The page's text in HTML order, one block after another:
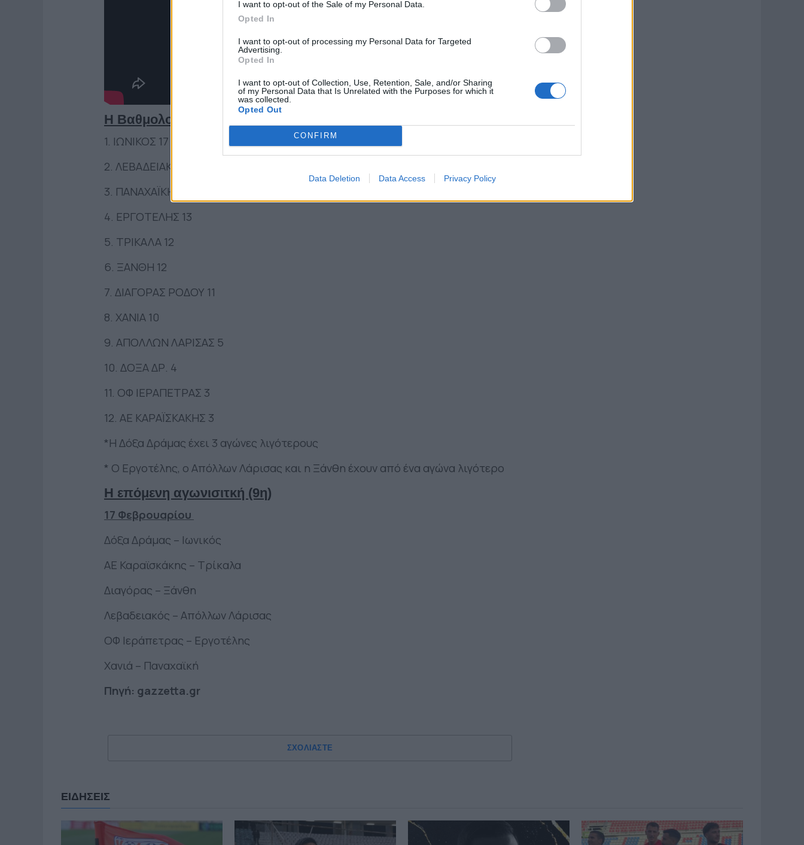
I want to opt-out of the Sale of my Personal Data.
Opted In
I want to opt-out of processing my Personal Data for Targeted
Advertising.
Opted In
I want to opt-out of Collection, Use, Retention, Sale, and/or Sharing
of my Personal Data that Is Unrelated with the Purposes for which it
was collected.
Opted Out
CONFIRM
Data Deletion Data Access Privacy Policy
Η Βαθμολογία μετά από οκτώ αγώνες
1. ΙΩΝΙΚΟΣ 17
2. ΛΕΒΑΔΕΙΑΚΟΣ 15
3. ΠΑΝΑΧΑΪΚΗ 13
4. ΕΡΓΟΤΕΛΗΣ 13
5. ΤΡΙΚΑΛΑ 12
6. ΞΑΝΘΗ 12
7. ΔΙΑΓΟΡΑΣ ΡΟΔΟΥ 11
8. ΧΑΝΙΑ 10
9. ΑΠΟΛΛΩΝ ΛΑΡΙΣΑΣ 5
10. ΔΟΞΑ ΔΡ. 4
11. ΟΦ ΙΕΡΑΠΕΤΡΑΣ 3
12. ΑΕ ΚΑΡΑΪΣΚΑΚΗΣ 3
*Η Δόξα Δράμας έχει 3 αγώνες λιγότερους
* Ο Εργοτέλης, ο Απόλλων Λάρισας και η Ξάνθη έχουν από ένα αγώνα λιγότερο
Η επόμενη αγωνισιτκή (9η)
17 Φεβρουαρίου
Δόξα Δράμας – Ιωνικός
ΑΕ Καραϊσκάκης – Τρίκαλα
Διαγόρας – Ξάνθη
Λεβαδειακός – Απόλλων Λάρισας
ΟΦ Ιεράπετρας – Εργοτέλης
Χανιά – Παναχαϊκή
Πηγή: gazzetta.gr
ΣΧΟΛΙΑΣΤΕ
ΕΙΔΗΣΕΙΣ